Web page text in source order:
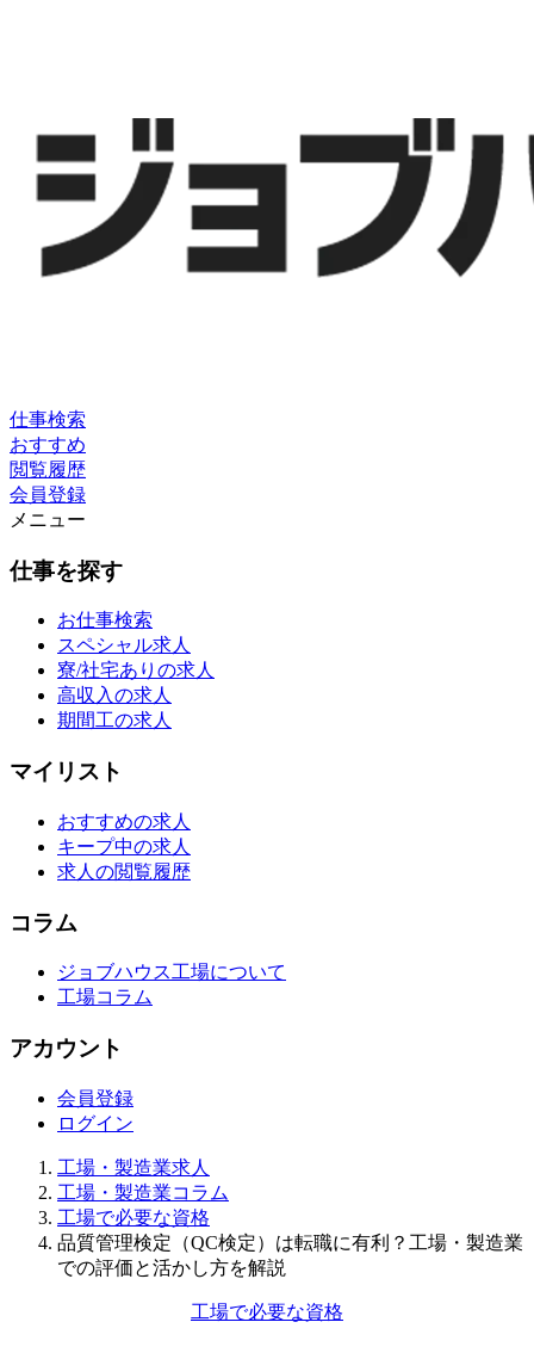
仕事検索
おすすめ
閲覧履歴
会員登録
メニュー
仕事を探す
お仕事検索
スペシャル求人
寮/社宅ありの求人
高収入の求人
期間工の求人
マイリスト
おすすめの求人
キープ中の求人
求人の閲覧履歴
コラム
ジョブハウス工場について
工場コラム
アカウント
会員登録
ログイン
工場・製造業求人
工場・製造業コラム
工場で必要な資格
品質管理検定（QC検定）は転職に有利？工場・製造業
での評価と活かし方を解説
工場で必要な資格